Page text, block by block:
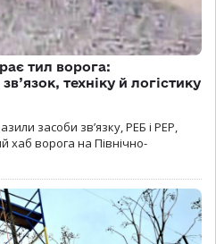
тил ворога:
техніку й логістику
засоби зв’язку, РЕБ і РЕР,
хаб ворога на Північно-